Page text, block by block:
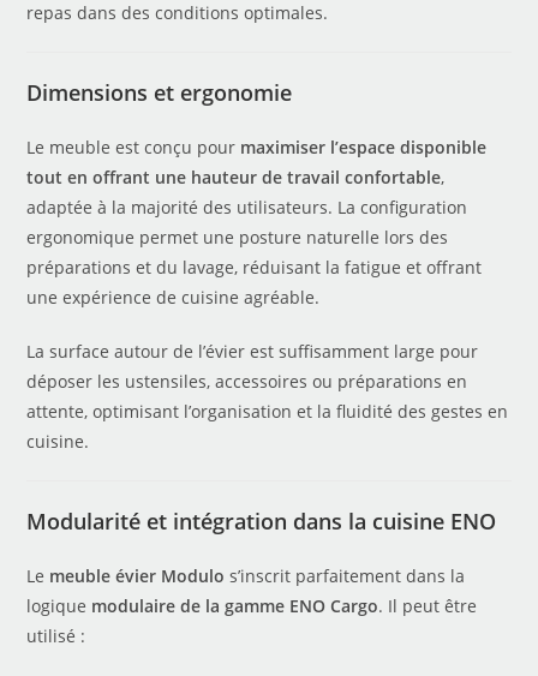
repas dans des conditions optimales.
Dimensions et ergonomie
Le meuble est conçu pour maximiser l’espace disponible
tout en offrant une hauteur de travail confortable,
adaptée à la majorité des utilisateurs. La configuration
ergonomique permet une posture naturelle lors des
préparations et du lavage, réduisant la fatigue et offrant
une expérience de cuisine agréable.
La surface autour de l’évier est suffisamment large pour
déposer les ustensiles, accessoires ou préparations en
attente, optimisant l’organisation et la fluidité des gestes en
cuisine.
Modularité et intégration dans la cuisine ENO
Le meuble évier Modulos’inscrit parfaitement dans la
logique modulaire de la gamme ENO Cargo. Il peut être
utilisé :